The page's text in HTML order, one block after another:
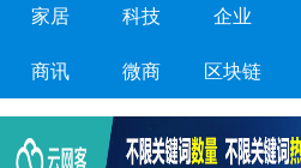
家居 科技 企业
商讯 微商 区块链